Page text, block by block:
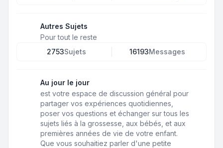
Autres Sujets
Pour tout le reste
2753Sujets 16193Messages
Au jour le jour
est votre espace de discussion général pour
partager vos expériences quotidiennes,
poser vos questions et échanger sur tous les
sujets liés à la grossesse, aux bébés, et aux
premières années de vie de votre enfant.
Que vous souhaitiez parler d'une petite